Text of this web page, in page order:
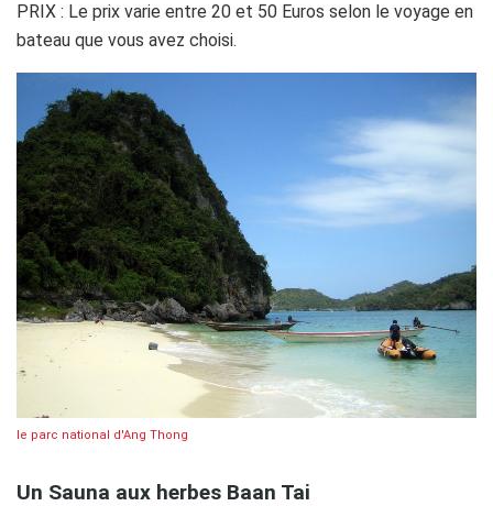
PRIX : Le prix varie entre 20 et 50 Euros selon le voyage en
bateau que vous avez choisi.
le parc national d'Ang Thong
Un Sauna aux herbes Baan Tai